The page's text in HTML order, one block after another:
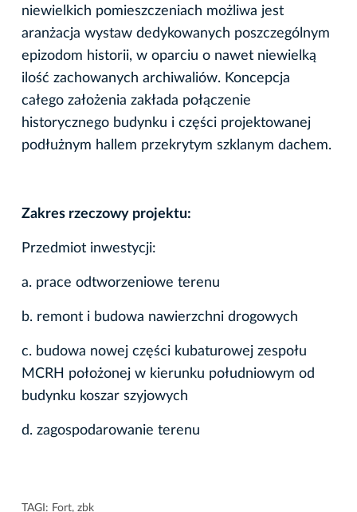
niewielkich pomieszczeniach możliwa jest
aranżacja wystaw dedykowanych poszczególnym
epizodom historii, w oparciu o nawet niewielką
ilość zachowanych archiwaliów. Koncepcja
całego założenia zakłada połączenie
historycznego budynku i części projektowanej
podłużnym hallem przekrytym szklanym dachem.
Zakres rzeczowy projektu:
Przedmiot inwestycji:
a. prace odtworzeniowe terenu
b. remont i budowa nawierzchni drogowych
c. budowa nowej części kubaturowej zespołu
MCRH położonej w kierunku południowym od
budynku koszar szyjowych
d. zagospodarowanie terenu
TAGI: Fort, zbk